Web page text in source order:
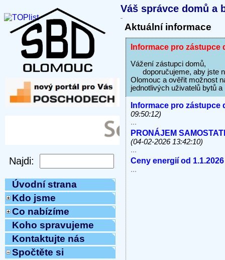
Úvodní strana
Kdo jsme
Co nabízíme
Koho spravujeme
Kontaktujte nás
Spočtěte si
Váš správce domů a
Aktuální informace
Informace pro
Vážení zástupci domů,
doporučujeme, aby jste
Olomouc a ověřit možnost
jednotlivých uživatelů bytů
Informace pro
09:50:12)
...
PRONÁJEM
(04-02-2026 13:42:10)
...
Ceny energií od 1.1.2026
...